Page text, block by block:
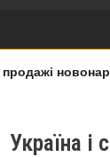
Україна і